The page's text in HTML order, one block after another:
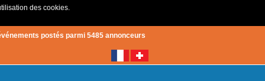
des cookies.Créer un compte
postés parmi 5485 annonceurs